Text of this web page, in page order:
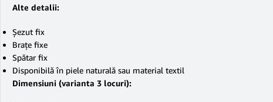
Alte detalii:
Șezut fix
Brațe fixe
Spătar fix
Disponibilă în piele naturală sau material textil
Dimensiuni (varianta 3 locuri):